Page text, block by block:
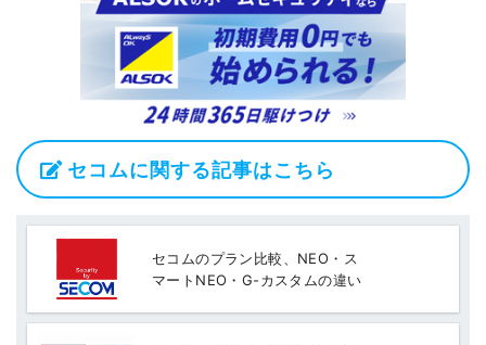
セコムに関する記事はこちら
セコムのプラン比較、NEO・ス
マートNEO・G-カスタムの違い